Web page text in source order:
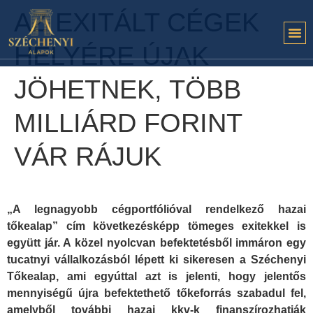
AZ EXITÁLT CÉGEK
HELYÉRE ÚJAK
JÖHETNEK, TÖBB
MILLIÁRD FORINT
VÁR RÁJUK
„A legnagyobb cégportfólióval rendelkező hazai
tőkealap” cím következésképp tömeges exitekkel is
együtt jár. A közel nyolcvan befektetésből immáron egy
tucatnyi vállalkozásból lépett ki sikeresen a Széchenyi
Tőkealap, ami egyúttal azt is jelenti, hogy jelentős
mennyiségű újra befektethető tőkeforrás szabadul fel,
amelyből további hazai kkv-k finanszírozhatják